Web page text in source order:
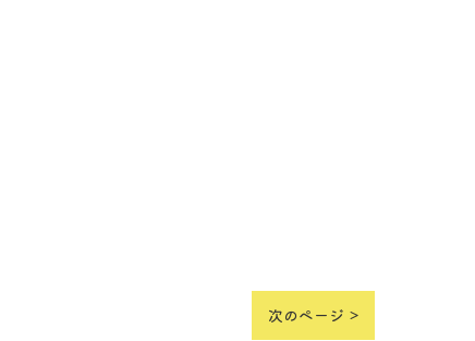
次のページ >